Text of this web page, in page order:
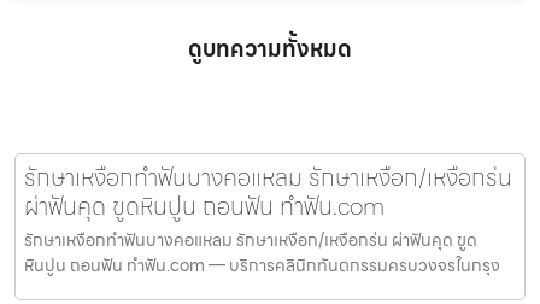
ดูบทความทั้งหมด
รักษาเหงือกทำฟันบางคอแหลม รักษาเหงือก/เหงือกร่น
ผ่าฟันคุด ขูดหินปูน ถอนฟัน ทำฟัน.com
รักษาเหงือกทำฟันบางคอแหลม รักษาเหงือก/เหงือกร่น ผ่าฟันคุด ขูด
หินปูน ถอนฟัน ทำฟัน.com — บริการคลินิกทันตกรรมครบวงจรในกรุง